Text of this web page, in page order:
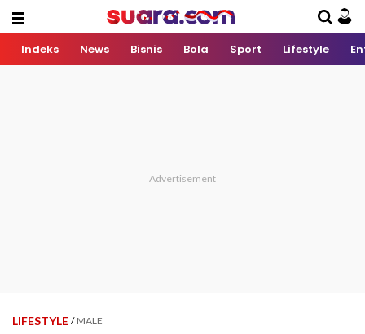
Indeks News Bisnis Bola Sport Lifestyle
LIFESTYLE / MALE